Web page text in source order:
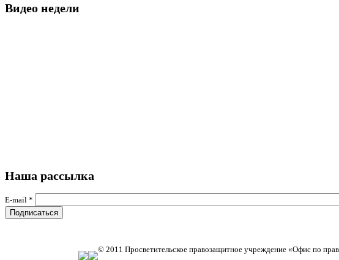
Видео недели
Наша рассылка
E-mail *
© 2011 Просветительское правозащитное учреждение «Офис по